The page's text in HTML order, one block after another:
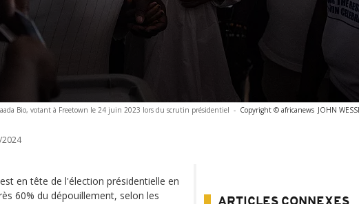
Bio, votant à Freetown le 24 juin 2023 lors du scrutin présidentiel - Copyright © africanews JOHN
en tête de l'élection présidentielle en
60% du dépouillement, selon les